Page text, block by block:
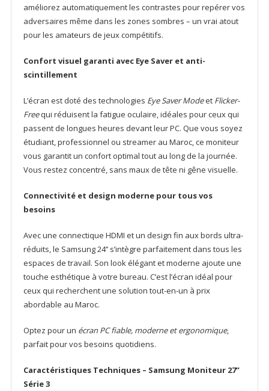
améliorez automatiquement les contrastes pour repérer vos
adversaires même dans les zones sombres – un vrai atout
pour les amateurs de jeux compétitifs.
Confort visuel garanti avec Eye Saver et anti-
scintillement
L’écran est doté des technologies Eye Saver Modeet Flicker-
Freequi réduisent la fatigue oculaire, idéales pour ceux qui
passent de longues heures devant leur PC. Que vous soyez
étudiant, professionnel ou streamer au Maroc, ce moniteur
vous garantit un confort optimal tout au long de la journée.
Vous restez concentré, sans maux de tête ni gêne visuelle.
Connectivité et design moderne pour tous vos
besoins
Avec une connectique HDMI et un design fin aux bords ultra-
réduits, le Samsung 24’’ s’intègre parfaitement dans tous les
espaces de travail. Son look élégant et moderne ajoute une
touche esthétique à votre bureau. C’est l’écran idéal pour
ceux qui recherchent une solution tout-en-un à prix
abordable au Maroc.
Optez pour un écran PC fiable, moderne et ergonomique,
parfait pour vos besoins quotidiens.
Caractéristiques Techniques – Samsung Moniteur 27”
Série 3